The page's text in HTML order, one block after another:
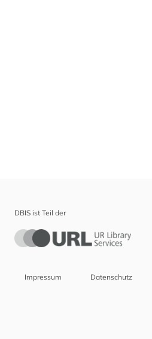
DBIS ist Teil der
Impressum Datenschutz